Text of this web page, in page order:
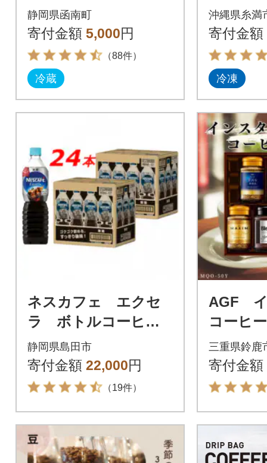
静岡県函南町
寄付金額 5,000円
（88件）
冷蔵
比べ(ロ
肩ロー
分け 真
沖縄県糸満
寄付金額
冷凍
ネスカフェ エクセ
ラ ボトルコーヒー
無糖 900ml 2ケース
(24本)
静岡県島田市
寄付金額 22,000円
（19件）
AGF イ
コーヒ
入り
三重県鈴鹿
寄付金額